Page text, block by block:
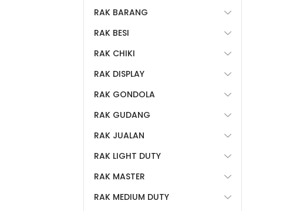
RAK BARANG
RAK BESI
RAK CHIKI
RAK DISPLAY
RAK GONDOLA
RAK GUDANG
RAK JUALAN
RAK LIGHT DUTY
RAK MASTER
RAK MEDIUM DUTY